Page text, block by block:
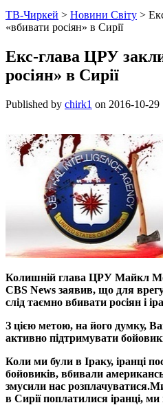
ТВ-Чиркей > Новини Світу >
«вбивати росіян» в Сирії
Екс-глава ЦРУ
росіян» в Сирії
Published by chirk1 on 2016-10-29
Колишній глава ЦРУ Майкл
CBS News заявив, що для
слід таємно вбивати росіян і
З цією метою, на його думку,
активно підтримувати
Коли ми були в Іраку, іранці
бойовиків, вбивали
змусили нас розплачуватися.
в Сирії поплатилися іранці,